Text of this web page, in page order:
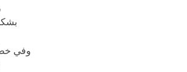
وفي